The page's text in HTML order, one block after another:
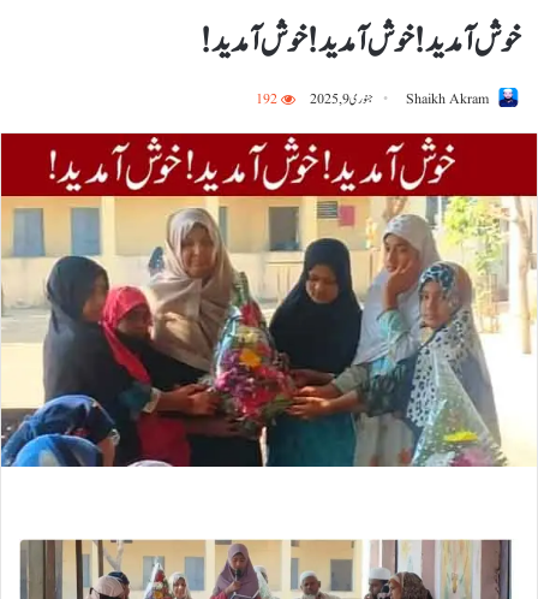
خوش آمدید ! خوش آمدید! خوش آمدید!
Shaikh Akram جنوری 9, 2025 192